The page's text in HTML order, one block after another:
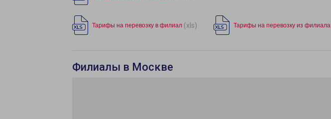
Тарифы на перевозку в филиал (xls) Тарифы на перевозку из филиала
Филиалы в Москве